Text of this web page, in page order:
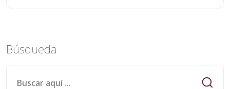
Búsqueda